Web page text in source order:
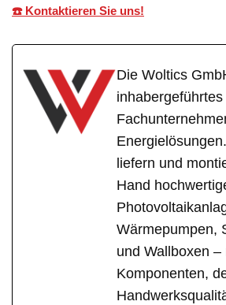
☎️ Kontaktieren Sie uns!
Die Woltics
inhabergeführtes
liefern und
Hand
Wärmepumpen,
und Wallboxen
Komponenten,